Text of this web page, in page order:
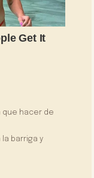
que hacer de
barriga y